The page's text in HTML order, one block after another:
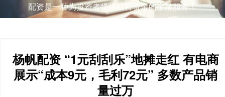
配资是一种为投资者提供杠杆资金的金融服务！
杨帆配资 “1元刮刮乐”地摊走红 有电商
展示“成本9元，毛利72元” 多数产品销
量过万